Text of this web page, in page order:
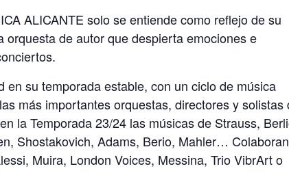
ALICANTE solo se entiende como reflejo de su
de autor que despierta emociones e
su temporada estable, con un ciclo de música
más importantes orquestas, directores y solistas
la Temporada 23/24 las músicas de Strauss,
Shostakovich, Adams, Berio, Mahler…
Muira, London Voices, Messina, Trio VibrArt o